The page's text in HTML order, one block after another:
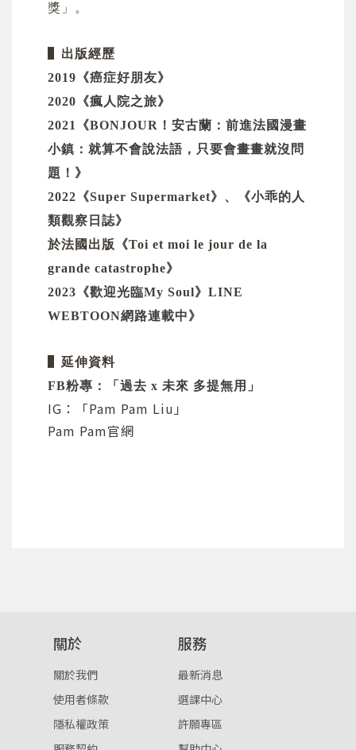
或 或
您將收到一封Email，請依照信件中的指示重新登
入。
系統偵測到您的帳號重複登入，
點擊下方「確定」將前一位使用者強制登出。
獎」。
▌ 出版經歷
2019《癌症好朋友》
2020《瘋人院之旅》
2021《BONJOUR！安古蘭：前進法國漫畫
小鎮：就算不會說法語，只要會畫畫就沒問
題！》
2022《Super Supermarket》、
《小乖的人
類觀察日誌》
於法國出版《Toi et moi le jour de la
grande catastrophe》
2023《歡迎光臨My Soul》LINE
WEBTOON網路連載中》
▌ 延伸資料
FB粉專：「過去 x 未來 多提無用」
IG：「Pam Pam Liu」
Pam Pam官網
關於
關於我們
使用者條款
隱私權政策
服務
最新消息
選課中心
許願專區